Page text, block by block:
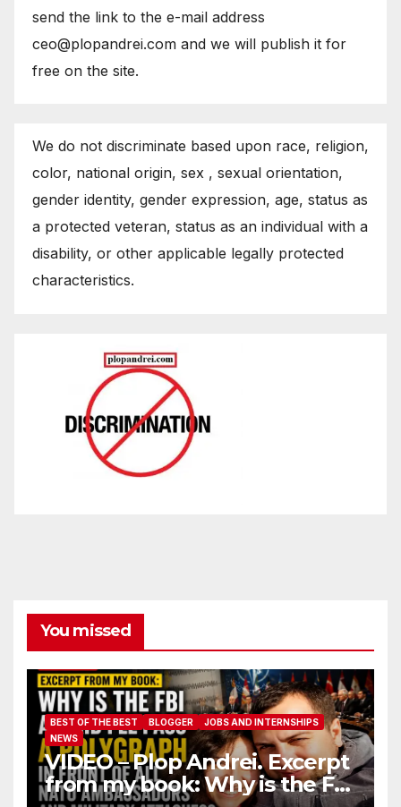
send the link to the e-mail address
ceo@plopandrei.com and we will publish it for
free on the site.
We do not discriminate based upon race, religion,
color, national origin, sex , sexual orientation,
gender identity, gender expression, age, status as
a protected veteran, status as an individual with a
disability, or other applicable legally protected
characteristics.
You missed
BEST OF THE BEST BLOGGER
JOBS AND INTERNSHIPS
NEWS
VIDEO – Plop Andrei. Excerpt
from my book: Why is the FBI